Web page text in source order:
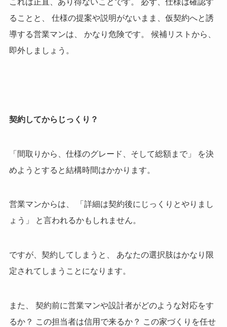
これは正直、あり得ないことです。 必ず、仕様は確認す
ることと、 仕様の提案や説明がないまま、仮契約へと誘
導する営業マンは、 かなり危険です。 候補リストから、
即外しましょう。
契約してからじっくり？
「間取りから、仕様のグレード、そして総額まで」 を決
めようとすると結構時間はかかります。
営業マンからは、 「詳細は契約後にじっくりとやりまし
ょう」 と言われるかもしれません。
ですが、契約してしまうと、 あなたの選択肢はかなり限
定されてしまうことになります。
また、 契約前に営業マンや設計者がどのような対応をす
るか？ この担当者は信用で来るか？ この家づくりを任せ